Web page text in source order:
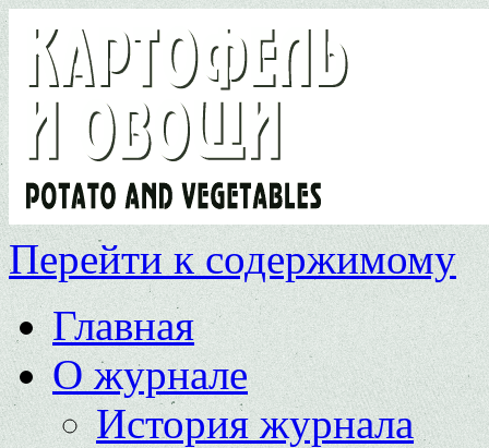
Перейти к содержимому
Главная
О журнале
История журнала